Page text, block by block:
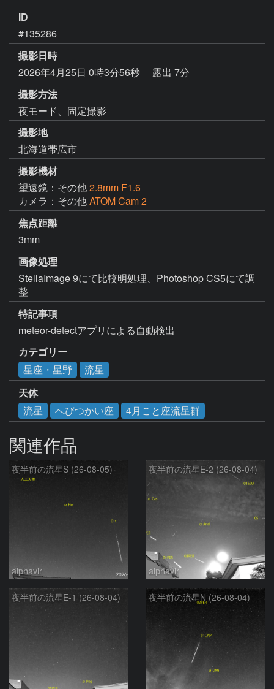
ID
#135286
撮影日時
2026年4月25日 0時3分56秒
露出 7分
撮影方法
夜モード、固定撮影
撮影地
北海道帯広市
撮影機材
望遠鏡：その他2.8mm F1.6
カメラ：その他ATOM Cam 2
焦点距離
3mm
画像処理
StellaImage 9にて比較明処理、Photoshop CS5にて調
整
特記事項
meteor-detectアプリによる自動検出
カテゴリー
星座・星野
流星
天体
流星
へびつかい座 4月こと座流星群
関連作品
夜半前の流星S (26-08-05)
alphavir
夜半前の流星E-2 (26-08-04)
alphavir
夜半前の流星E-1 (26-08-04) 夜半前の流星N (26-08-04)